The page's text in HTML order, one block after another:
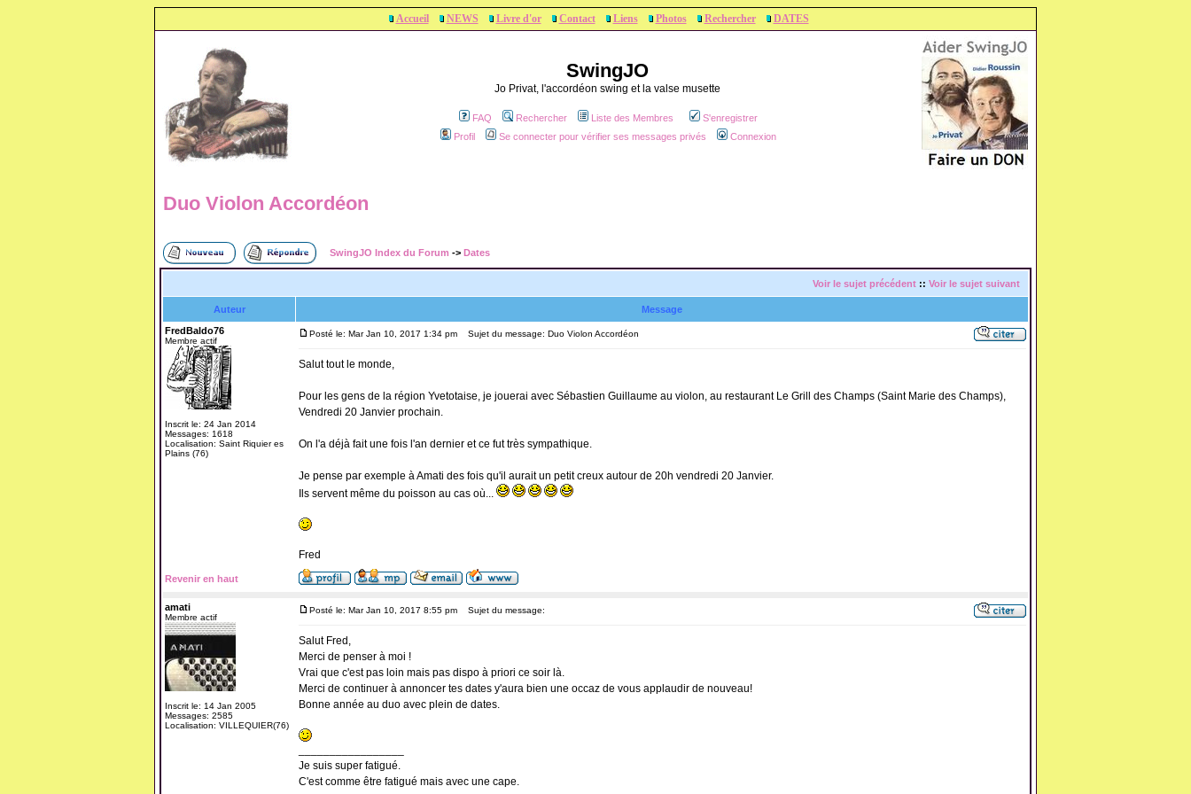
Accueil NEWS Livre d'or Contact Liens Photos Rechercher DATES
SwingJO
Jo Privat, l'accordéon swing et la valse musette
FAQ Rechercher Liste des Membres
S'enregistrer
Profil
Se connecter pour vérifier ses messages privés Connexion
Duo Violon Accordéon
SwingJO Index du Forum -> Dates
Voir le sujet précédent :: Voir le sujet suivant
Auteur
Message
FredBaldo76
Membre actif
Inscrit le: 24 Jan 2014
Messages: 1618
Localisation: Saint Riquier es
Plains (76)
Posté le: Mar Jan 10, 2017 1:34 pm Sujet du message: Duo Violon Accordéon
Salut tout le monde,
Pour les gens de la région Yvetotaise, je jouerai avec Sébastien Guillaume au violon, au restaurant Le Grill des Champs (Saint Marie des Champs),
Vendredi 20 Janvier prochain.
On l'a déjà fait une fois l'an dernier et ce fut très sympathique.
Je pense par exemple à Amati des fois qu'il aurait un petit creux autour de 20h vendredi 20 Janvier.
Ils servent même du poisson au cas où...
Fred
Revenir en haut
amati
Membre actif
Inscrit le: 14 Jan 2005
Messages: 2585
Localisation: VILLEQUIER(76)
Posté le: Mar Jan 10, 2017 8:55 pm Sujet du message:
Salut Fred,
Merci de penser à moi !
Vrai que c'est pas loin mais pas dispo à priori ce soir là.
Merci de continuer à annoncer tes dates y'aura bien une occaz de vous applaudir de nouveau!
Bonne année au duo avec plein de dates.
Je suis super fatigué.
C'est comme être fatigué mais avec une cape.